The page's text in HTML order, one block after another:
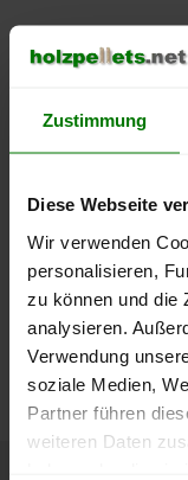
Zustimmung
Diese Webseite
Wir verwenden
personalisieren,
zu können und die
analysieren.
Verwendung
soziale Medien,
Partner führen
weiteren Daten
2025
250 €
300 €
Die aktuelle
können Sie